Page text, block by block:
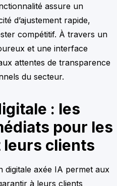
assure un
d’ajustement rapide,
compétitif. À travers un
et une interface
attentes de transparence
du secteur.
: les
pour les
clients
digitale axée IA permet aux
à leurs clients